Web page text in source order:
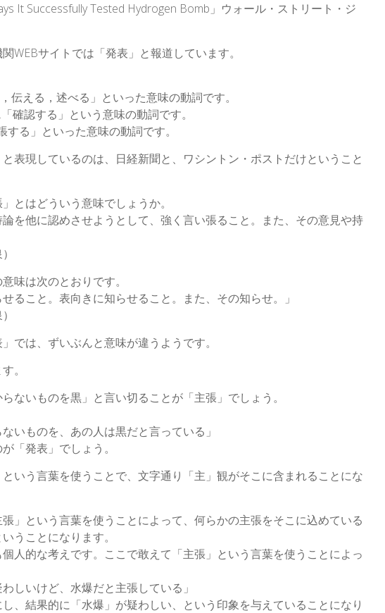
It Successfully Tested Hydrogen Bomb」ウォール・ストリート・ジ
WEBサイトでは「発表」と報道しています。
伝える，述べる」といった意味の動詞です。
確認する」という意味の動詞です。
する」といった意味の動詞です。
表現しているのは、日経新聞と、ワシントン・ポストだけということ
とはどういう意味でしょうか。
論を他に認めさせようとして、強く言い張ること。また、その意見や持
味は次のとおりです。
せること。表向きに知らせること。また、その知らせ。」
」では、ずいぶんと意味が違うようです。
。
らないものを黒」と言い切ることが「主張」でしょう。
ないものを、あの人は黒だと言っている」
「発表」でしょう。
いう言葉を使うことで、文字通り「主」観がそこに含まれることにな
」という言葉を使うことによって、何らかの主張をそこに込めている
うことになります。
人的な考えです。ここで敢えて「主張」という言葉を使うことによっ
わしいけど、水爆だと主張している」
、結果的に「水爆」が疑わしい、という印象を与えていることになり